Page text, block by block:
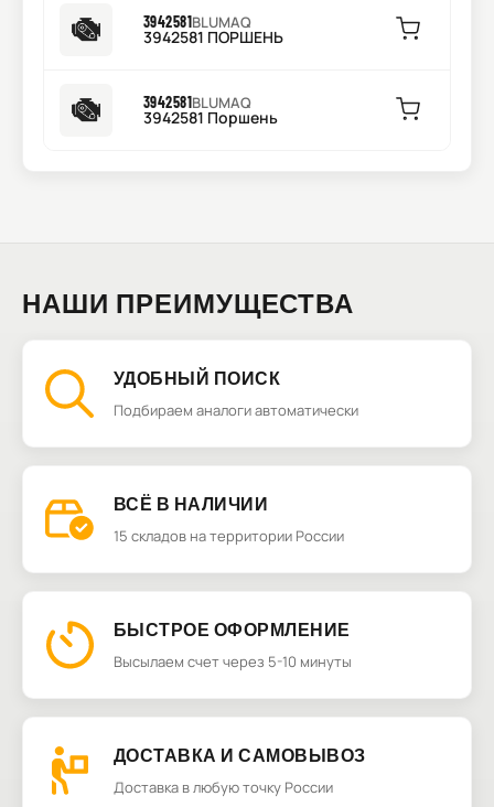
3942581BLUMAQ
3942581 ПОРШЕНЬ
3942581BLUMAQ
3942581 Поршень
НАШИ ПРЕИМУЩЕСТВА
УДОБНЫЙ ПОИСК
Подбираем аналоги автоматически
ВСЁ В НАЛИЧИИ
15 складов на территории России
БЫСТРОЕ ОФОРМЛЕНИЕ
Высылаем счет через 5-10 минуты
ДОСТАВКА И САМОВЫВОЗ
Доставка в любую точку России